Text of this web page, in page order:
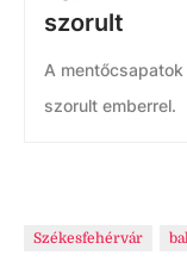
szorult
A
szorult emberrel.
Székesfehérvár